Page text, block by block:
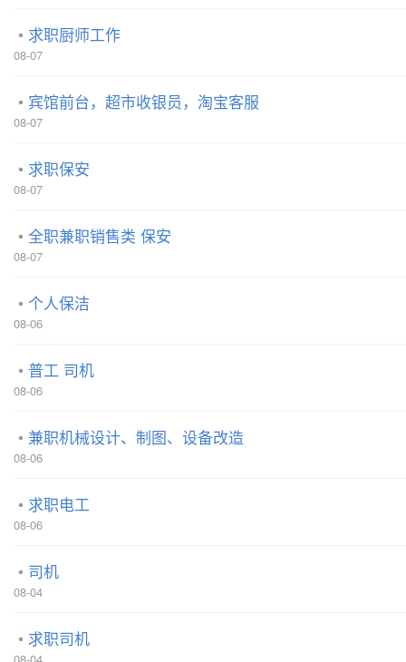
求职厨师工作
08-07
宾馆前台，超市收银员，淘宝客服
08-07
求职保安
08-07
全职兼职销售类 保安
08-07
个人保洁
08-06
普工 司机
08-06
兼职机械设计、制图、设备改造
08-06
求职电工
08-06
司机
08-04
求职司机